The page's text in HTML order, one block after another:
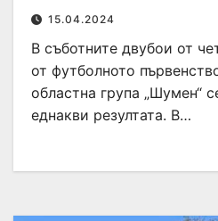
15.04.2024
В съботните двубои от
от футболното
областна група „Шумен“
еднакви резултата. В…